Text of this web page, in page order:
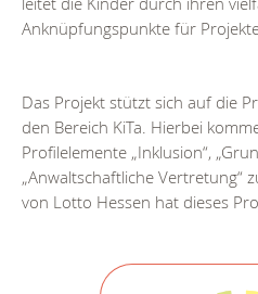
Anknüpfungspunkte für
Das Projekt stützt sich auf die
den Bereich KiTa. Hierbei
Profilelemente „Inklusion“,
„Anwaltschaftliche Vertretung“
von Lotto Hessen hat dieses